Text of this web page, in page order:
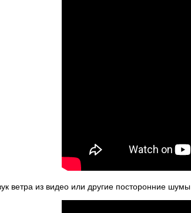
ветра из видео или другие посторонние шумы